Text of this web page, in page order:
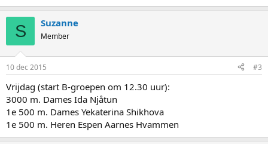
S Suzanne
Member
10 dec 2015 #3
Vrijdag (start B-groepen om 12.30 uur):
3000 m. Dames Ida Njåtun
1e 500 m. Dames Yekaterina Shikhova
1e 500 m. Heren Espen Aarnes Hvammen